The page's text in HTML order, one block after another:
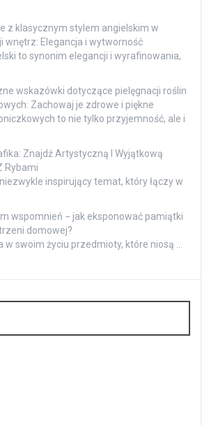
z klasycznym stylem angielskim w
wnętrz: Elegancja i wytworność
to synonim elegancji i wyrafinowania,
wskazówki dotyczące pielęgnacji roślin
Zachowaj je zdrowe i piękne
to nie tylko przyjemność, ale i
Znajdź Artystyczną I Wyjątkową
Rybami
inspirujący temat, który łączy w
wspomnień − jak eksponować pamiątki
domowej?
w swoim życiu przedmioty, które niosą …